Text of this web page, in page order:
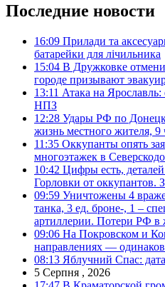
Последние новости
16:09 Прилади та
батарейки для лічильника
15:04 В Дружковке
городе призывают
13:11 Атака на
НПЗ
12:28 Удары РФ по
жизнь местного жителя,
11:35 Оккупанты опять
многоэтажек в
10:42 Цифры есть,
Горловки от оккупантов.
09:59 Уничтожены 4
танка, 3 ед. броне-, 1 –
артиллерии. Потери РФ в
09:06 На Покровском и
направлениях —
08:13 Яблучний Спас:
5 Серпня , 2026